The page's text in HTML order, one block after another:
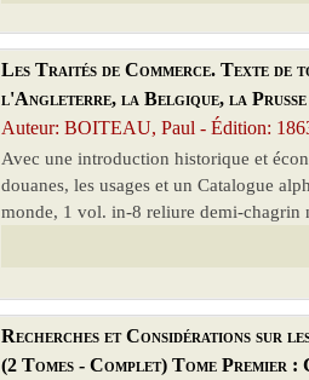
Les Traités de Commerce. Texte de
l'Angleterre, la Belgique, la
Auteur: BOITEAU, Paul - Édition:
Avec une introduction historique et
douanes, les usages et un Catalogue
monde, 1 vol. in-8 reliure demi-chagrin
Recherches et Considérations sur
(2 Tomes - Complet) Tome Premier